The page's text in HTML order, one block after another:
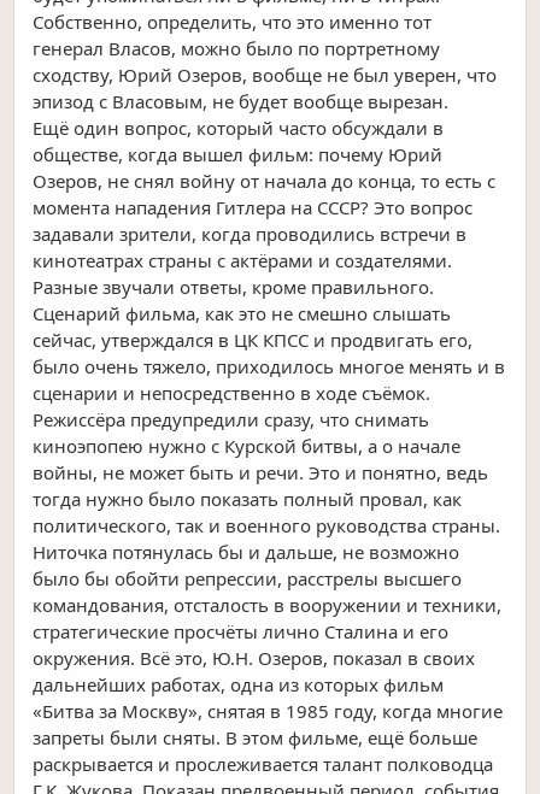
Собственно, определить, что это именно тот
генерал Власов, можно было по портретному
сходству, Юрий Озеров, вообще не был уверен, что
эпизод с Власовым, не будет вообще вырезан.
Ещё один вопрос, который часто обсуждали в
обществе, когда вышел фильм: почему Юрий
Озеров, не снял войну от начала до конца, то есть с
момента нападения Гитлера на СССР? Это вопрос
задавали зрители, когда проводились встречи в
кинотеатрах страны с актёрами и создателями.
Разные звучали ответы, кроме правильного.
Сценарий фильма, как это не смешно слышать
сейчас, утверждался в ЦК КПСС и продвигать его,
было очень тяжело, приходилось многое менять и в
сценарии и непосредственно в ходе съёмок.
Режиссёра предупредили сразу, что снимать
киноэпопею нужно с Курской битвы, а о начале
войны, не может быть и речи. Это и понятно, ведь
тогда нужно было показать полный провал, как
политического, так и военного руководства страны.
Ниточка потянулась бы и дальше, не возможно
было бы обойти репрессии, расстрелы высшего
командования, отсталость в вооружении и техники,
стратегические просчёты лично Сталина и его
окружения. Всё это, Ю.Н. Озеров, показал в своих
дальнейших работах, одна из которых фильм
«Битва за Москву», снятая в 1985 году, когда многие
запреты были сняты. В этом фильме, ещё больше
раскрывается и прослеживается талант полководца